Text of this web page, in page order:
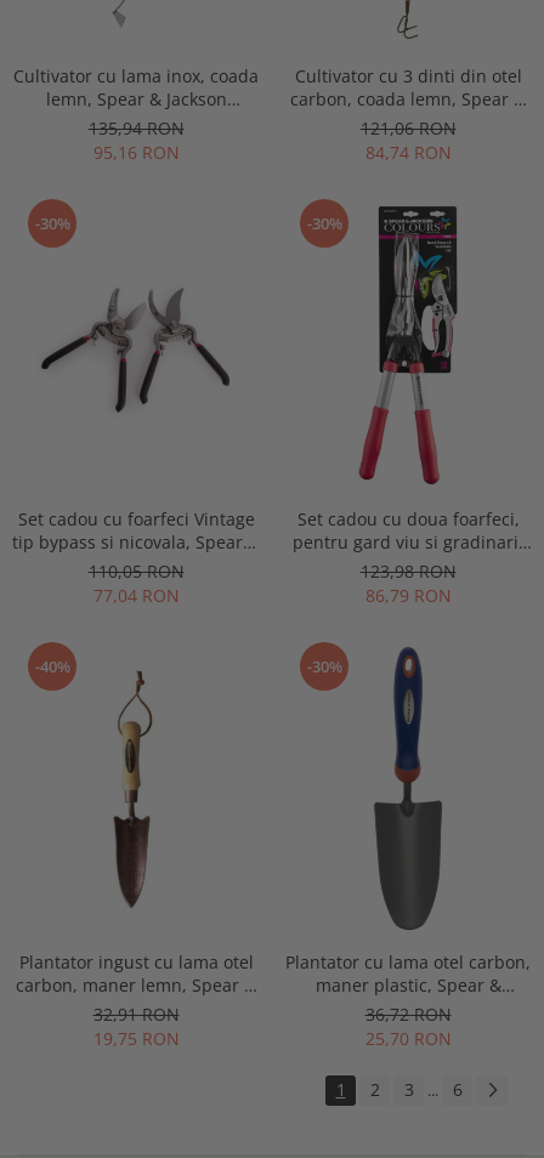
Cultivator cu lama inox, coada
lemn, Spear & Jackson
Traditional Stainless
135,94 RON
95,16 RON
Cultivator cu 3 dinti din otel
carbon, coada lemn, Spear &
Jackson Elements
121,06 RON
84,74 RON
-30%
Set cadou cu foarfeci Vintage
tip bypass si nicovala, Spear &
Jackson Gift Sets
110,05 RON
77,04 RON
-30%
Set cadou cu doua foarfeci,
pentru gard viu si gradinarit
tip bypass, manere roz, Spear
& Jackson Colours
123,98 RON
86,79 RON
-40%
Plantator ingust cu lama otel
carbon, maner lemn, Spear &
Jackson Elements
32,91 RON
19,75 RON
-30%
Plantator cu lama otel carbon,
maner plastic, Spear &
Jackson Select Carbon
36,72 RON
25,70 RON
1 2 3 ... 6